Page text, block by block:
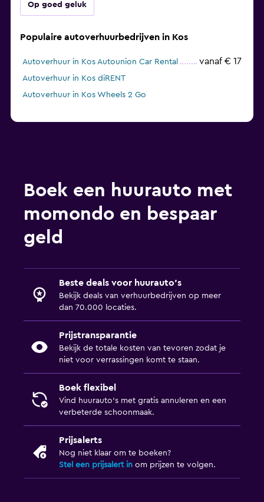
Op goed geluk
Populaire autoverhuurbedrijven in Kos
Autoverhuur in Kos Autounion Car Rental vanaf € 17
Autoverhuur in Kos diRENT
Autoverhuur in Kos Wheels 2 Go
Boek een huurauto met
momondo en bespaar
geld
Beste deals voor huurauto's
Bekijk deals van verhuurbedrijven op meer
dan 70.000 locaties.
Prijstransparantie
Bekijk de totale kosten van tevoren zodat je
niet voor verrassingen komt te staan.
Boek flexibel
Vind huurauto's met gratis annuleren en een
verbeterde schoonmaak.
Prijsalerts
Nog niet klaar om te boeken?
Stel een prijsalert in om prijzen te volgen.